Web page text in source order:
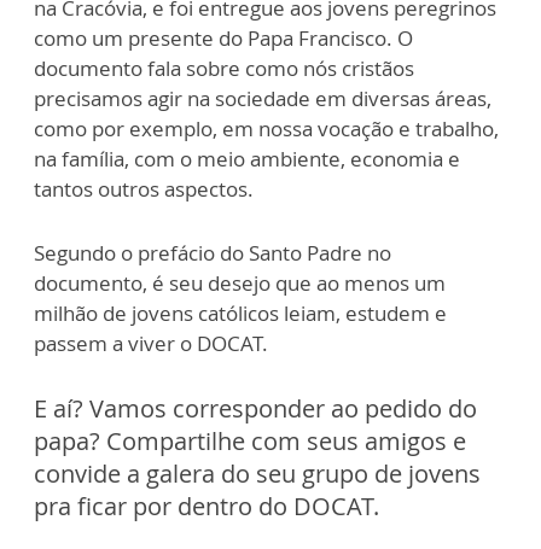
na Cracóvia, e foi entregue aos jovens peregrinos
como um presente do Papa Francisco. O
documento fala sobre como nós cristãos
precisamos agir na sociedade em diversas áreas,
como por exemplo, em nossa vocação e trabalho,
na família, com o meio ambiente, economia e
tantos outros aspectos.
Segundo o prefácio do Santo Padre no
documento, é seu desejo que ao menos um
milhão de jovens católicos leiam, estudem e
passem a viver o DOCAT.
E aí? Vamos corresponder ao pedido do
papa? Compartilhe com seus amigos e
convide a galera do seu grupo de jovens
pra ficar por dentro do DOCAT.